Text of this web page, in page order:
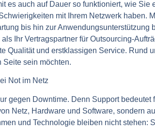
es auch auf Dauer so funktioniert, wie Sie
mit Ihrem Netzwerk haben.
bis hin zur Anwendungsunterstützung
Ihr Vertragspartner für Outsourcing-
Qualität und erstklassigen Service. Rund
Seite sein möchten.
Not im Netz
gegen Downtime. Denn Support bedeutet
Netz, Hardware und Software, sondern
und Technologie bleiben nicht stehen: